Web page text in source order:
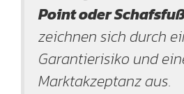
Point oder
zeichnen sich durch
Garantierisiko und
Marktakzeptanz aus.